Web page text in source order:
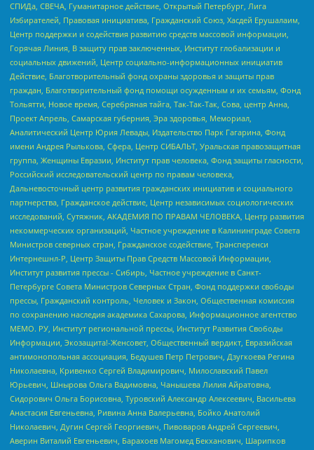
СПИДа, СВЕЧА, Гуманитарное действие, Открытый Петербург, Лига
Избирателей, Правовая инициатива, Гражданский Союз, Хасдей Ерушалаим,
Центр поддержки и содействия развитию средств массовой информации,
Горячая Линия, В защиту прав заключенных, Институт глобализации и
социальных движений, Центр социально-информационных инициатив
Действие, Благотворительный фонд охраны здоровья и защиты прав
граждан, Благотворительный фонд помощи осужденным и их семьям, Фонд
Тольятти, Новое время, Серебряная тайга, Так-Так-Так, Сова, центр Анна,
Проект Апрель, Самарская губерния, Эра здоровья, Мемориал,
Аналитический Центр Юрия Левады, Издательство Парк Гагарина, Фонд
имени Андрея Рылькова, Сфера, Центр СИБАЛЬТ, Уральская правозащитная
группа, Женщины Евразии, Институт прав человека, Фонд защиты гласности,
Российский исследовательский центр по правам человека,
Дальневосточный центр развития гражданских инициатив и социального
партнерства, Гражданское действие, Центр независимых социологических
исследований, Сутяжник, АКАДЕМИЯ ПО ПРАВАМ ЧЕЛОВЕКА, Центр развития
некоммерческих организаций, Частное учреждение в Калининграде Совета
Министров северных стран, Гражданское содействие, Трансперенси
Интернешнл-Р, Центр Защиты Прав Средств Массовой Информации,
Институт развития прессы - Сибирь, Частное учреждение в Санкт-
Петербурге Совета Министров Северных Стран, Фонд поддержки свободы
прессы, Гражданский контроль, Человек и Закон, Общественная комиссия
по сохранению наследия академика Сахарова, Информационное агентство
МЕМО. РУ, Институт региональной прессы, Институт Развития Свободы
Информации, Экозащита!-Женсовет, Общественный вердикт, Евразийская
антимонопольная ассоциация, Бедушев Петр Петрович, Дзугкоева Регина
Николаевна, Кривенко Сергей Владимирович, Милославский Павел
Юрьевич, Шнырова Ольга Вадимовна, Чанышева Лилия Айратовна,
Сидорович Ольга Борисовна, Туровский Александр Алексеевич, Васильева
Анастасия Евгеньевна, Ривина Анна Валерьевна, Бойко Анатолий
Николаевич, Дугин Сергей Георгиевич, Пивоваров Андрей Сергеевич,
Аверин Виталий Евгеньевич, Барахоев Магомед Бекханович, Шарипков